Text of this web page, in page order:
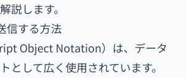
説します。
信する方法
Object Notation）は、データ
として広く使用されています。